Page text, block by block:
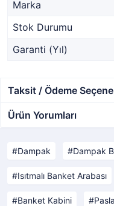
Marka
Stok Durumu
Garanti (Yıl)
Taksit / Ödeme
Ürün Yorumları
Dampak Dampak
Isıtmalı Banket Arabası
Banket Kabini